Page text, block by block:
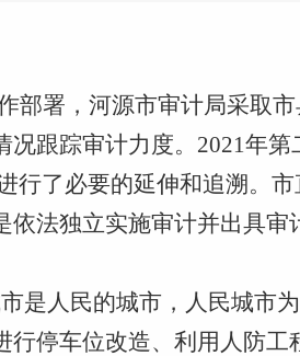
部署，河源市审计局采取市
跟踪审计力度。 2021年第
行了必要的延伸和追溯。
法独立实施审计并出具审
是人民的城市，人民城市
停车位改造、利用人防工